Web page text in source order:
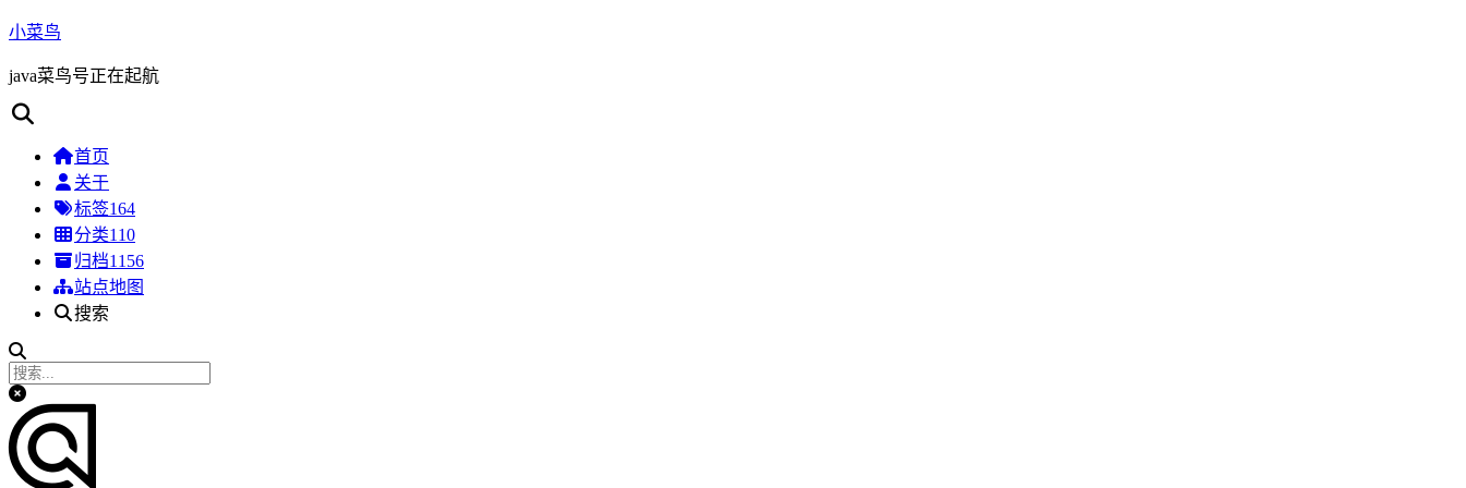
小菜鸟
java菜鸟号正在起航
首页
关于
标签164
分类110
归档1156
站点地图
搜索